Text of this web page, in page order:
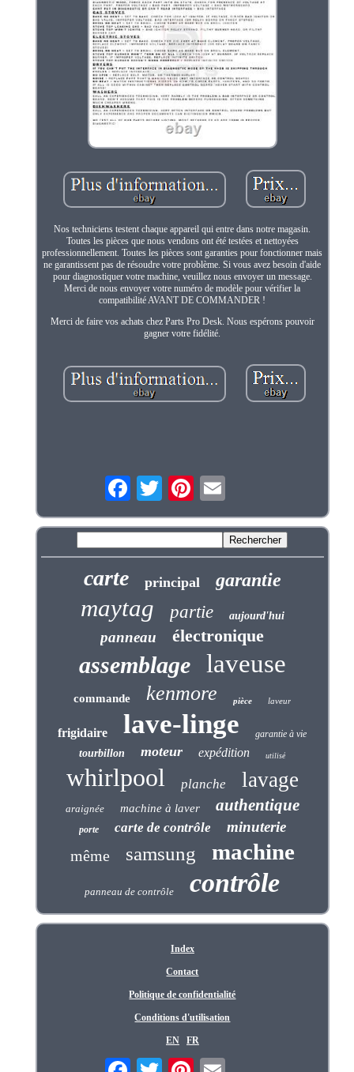
Nos techniciens testent chaque appareil qui entre dans notre magasin.
Toutes les pièces que nous vendons ont été testées et nettoyées
professionnellement. Toutes les pièces sont garanties pour fonctionner mais
ne garantissent pas de résoudre votre problème. Si vous avez besoin d'aide
pour diagnostiquer votre machine, veuillez nous envoyer un message.
Merci de nous envoyer votre numéro de modèle pour vérifier la
compatibilité AVANT DE COMMANDER !
Merci de faire vos achats chez Parts Pro Desk. Nous espérons pouvoir
gagner votre fidélité.
carte principal garantie
maytag partie aujourd'hui
panneau électronique
assemblage laveuse
commande kenmore pièce laveur
frigidaire lave-linge garantie à vie
tourbillon moteur expédition utilisé
whirlpool planche lavage
araignée machine à laver authentique
porte carte de contrôle minuterie
même samsung machine
panneau de contrôle contrôle
Index
Contact
Politique de confidentialité
Conditions d'utilisation
EN FR